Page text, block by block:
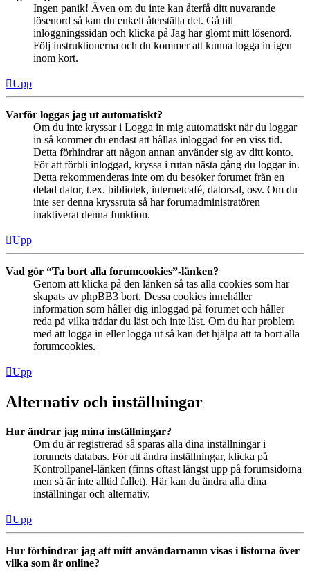
Ingen panik! Även om du inte kan återfå ditt nuvarande
lösenord så kan du enkelt återställa det. Gå till
inloggningssidan och klicka på Jag har glömt mitt lösenord.
Följ instruktionerna och du kommer att kunna logga in igen
inom kort.
Upp
Varför loggas jag ut automatiskt?
Om du inte kryssar i Logga in mig automatiskt när du loggar
in så kommer du endast att hållas inloggad för en viss tid.
Detta förhindrar att någon annan använder sig av ditt konto.
För att förbli inloggad, kryssa i rutan nästa gång du loggar in.
Detta rekommenderas inte om du besöker forumet från en
delad dator, t.ex. bibliotek, internetcafé, datorsal, osv. Om du
inte ser denna kryssruta så har forumadministratören
inaktiverat denna funktion.
Upp
Vad gör “Ta bort alla forumcookies”-länken?
Genom att klicka på den länken så tas alla cookies som har
skapats av phpBB3 bort. Dessa cookies innehåller
information som håller dig inloggad på forumet och håller
reda på vilka trådar du läst och inte läst. Om du har problem
med att logga in eller logga ut så kan det hjälpa att ta bort alla
forumcookies.
Upp
Alternativ och inställningar
Hur ändrar jag mina inställningar?
Om du är registrerad så sparas alla dina inställningar i
forumets databas. För att ändra inställningar, klicka på
Kontrollpanel-länken (finns oftast längst upp på forumsidorna
men så är inte alltid fallet). Här kan du ändra alla dina
inställningar och alternativ.
Upp
Hur förhindrar jag att mitt användarnamn visas i listorna över
vilka som är online?